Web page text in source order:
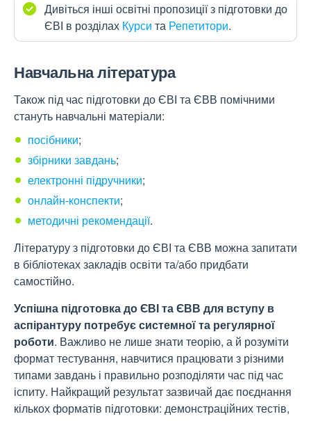
Дивіться інші освітні пропозиції з підготовки до
ЄВІ в розділах Курси та Репетитори.
Навчальна література
Також під час підготовки до ЄВІ та ЄВВ помічними
стануть навчальні матеріали:
посібники;
збірники завдань;
електронні підручники;
онлайн-конспекти;
методичні рекомендації.
Літературу з підготовки до ЄВІ та ЄВВ можна запитати
в бібліотеках закладів освіти та/або придбати
самостійно.
Успішна підготовка до ЄВІ та ЄВВ для вступу в
аспірантуру потребує системної та регулярної
роботи. Важливо не лише знати теорію, а й розуміти
формат тестування, навчитися працювати з різними
типами завдань і правильно розподіляти час під час
іспиту. Найкращий результат зазвичай дає поєднання
кількох форматів підготовки: демонстраційних тестів,